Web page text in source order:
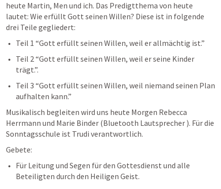
heute Martin, Men und ich. Das Predigtthema von heute
lautet: Wie erfüllt Gott seinen Willen? Diese ist in folgende
drei Teile gegliedert:
Teil 1 “Gott erfüllt seinen Willen, weil er allmächtig ist.”
Teil 2 “Gott erfüllt seinen Willen, weil er seine Kinder
trägt.”.
Teil 3 “Gott erfüllt seinen Willen, weil niemand seinen Plan
aufhalten kann.”
Musikalisch begleiten wird uns heute Morgen Rebecca
Herrmann und Marie Binder (Bluetooth Lautsprecher ). Für die
Sonntagsschule ist Trudi verantwortlich.
Gebete:
Für Leitung und Segen für den Gottesdienst und alle
Beteiligten durch den Heiligen Geist.